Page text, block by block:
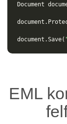
Document
document .
document .Save(
EML